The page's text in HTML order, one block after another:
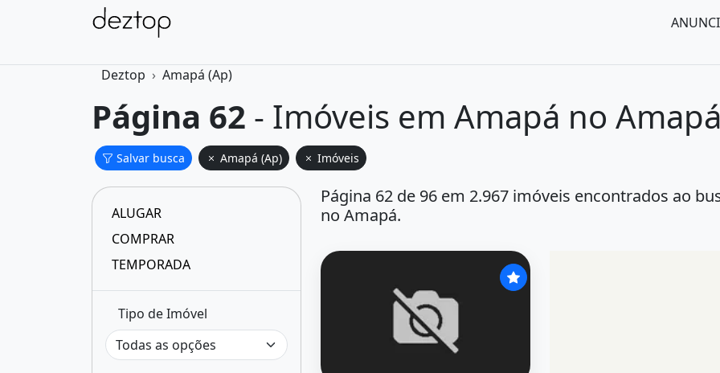
Deztop Amapá (Ap)
Página 62 - Imóveis em Amapá no
Salvar busca Amapá (Ap) Imóveis
ALUGAR
COMPRAR
TEMPORADA
Tipo de Imóvel
Página 62 de 96 em 2.967 imóveis encontrados ao
no Amapá.